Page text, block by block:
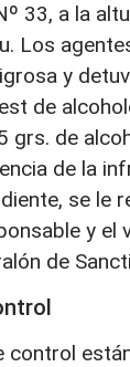
33, a la
Los
y
de
grs. de
de la
se le
y el
de
control